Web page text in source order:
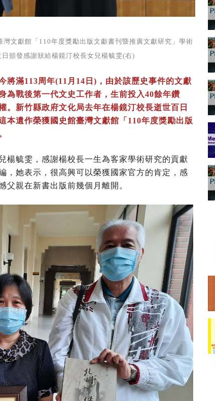
文獻館「110年度獎勵出版文獻書刊暨推廣文獻研究」學術
頒發感謝狀給楊鏡汀校長女兒楊毓雯(右)
將滿113周年(11月14日)，由於該歷史事件的文獻
為戰後第一代文史工作者，生前投入40餘年鑽
。新竹縣政府文化局去年在楊鏡汀校長逝世百日
本遺作榮獲國史館臺灣文獻館「110年度獎勵出版
楊毓雯，感謝楊校長一生為客家學術研究的貢獻
，她表示，很高興可以榮獲國家官方的肯定，感
父親在新書出版前幾個月離開。